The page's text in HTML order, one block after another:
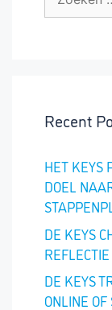
naar:
Recent
HET KEYS
DOEL
DE KEYS
DE KEYS
ONLINE